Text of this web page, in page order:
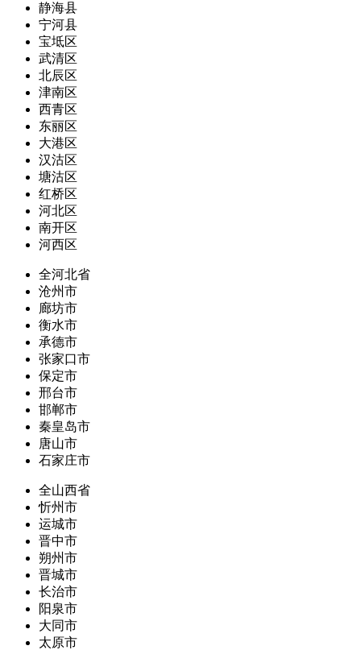
静海县
宁河县
宝坻区
武清区
北辰区
津南区
西青区
东丽区
大港区
汉沽区
塘沽区
红桥区
河北区
南开区
河西区
全河北省
沧州市
廊坊市
衡水市
承德市
张家口市
保定市
邢台市
邯郸市
秦皇岛市
唐山市
石家庄市
全山西省
忻州市
运城市
晋中市
朔州市
晋城市
长治市
阳泉市
大同市
太原市